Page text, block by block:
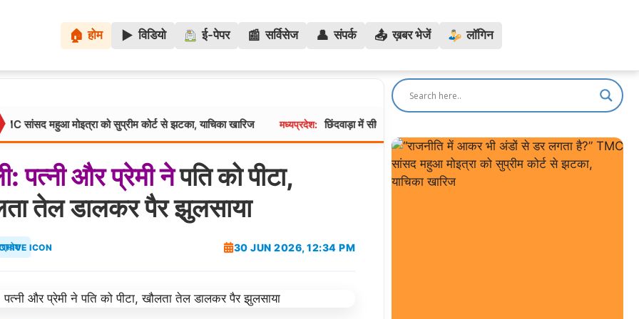
🏠 होम ▶️ विडियो ई-पेपर 📰 सर्विसेज 👤 संपर्क 📤 ख़बर भेजें लॉगिन
को सुप्रीम कोर्ट से झटका, याचिका खारिज मध्यप्रदेश: छिंदवाड़ा में सीएम मोहन यादव का कड़ा एक्शन, शिकायतों पर CMHO, तहसीलदार और पटवारी
पत्नीऔरप्रेमीनेपति को पीटा,
तेल डालकर पैर झुलसाया
30 JUN 2026, 12:34 PM